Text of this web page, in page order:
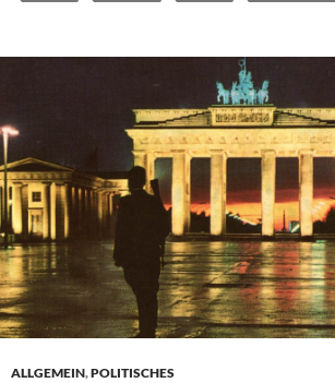
ALLGEMEIN,POLITISCHES